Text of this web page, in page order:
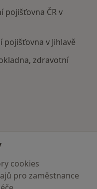
pojišťovna ČR v
v Jihlavě
zdravotní
cookies
pro zaměstnance